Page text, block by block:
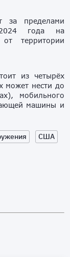
за пределами
года на
территории
из четырёх
может нести до
мобильного
машины и
США